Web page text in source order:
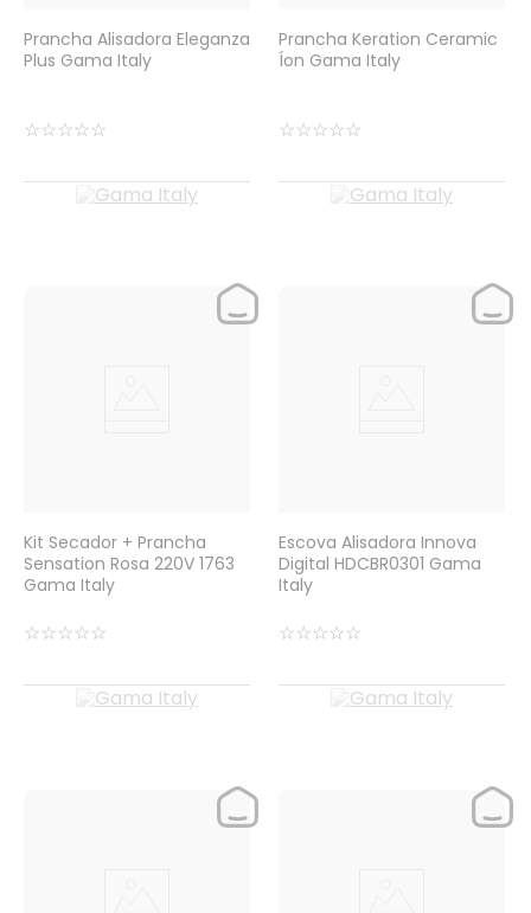
Prancha Alisadora Eleganza
Plus Gama Italy
☆☆☆☆☆
Prancha Keration Ceramic
Íon Gama Italy
☆☆☆☆☆
Kit Secador + Prancha
Sensation Rosa 220V 1763
Gama Italy
☆☆☆☆☆
Escova Alisadora Innova
Digital HDCBR0301 Gama
Italy
☆☆☆☆☆